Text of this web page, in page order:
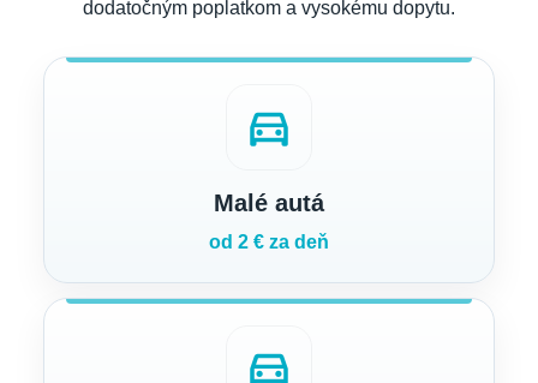
dodatočným poplatkom a vysokému dopytu.
directions_car
Malé autá
od 2 € za deň
directions_car